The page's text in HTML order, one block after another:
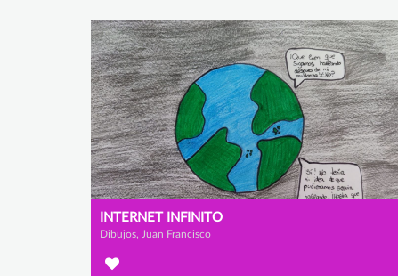
INTERNET INFINITO
Dibujos, Juan Francisco